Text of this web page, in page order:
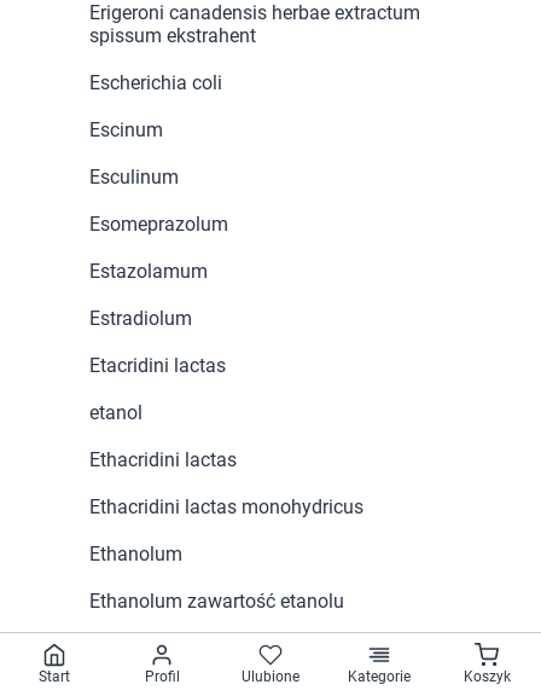
Erigeroni canadensis herbae extractum
spissum ekstrahent
Escherichia coli
Escinum
Esculinum
Esomeprazolum
Estazolamum
Estradiolum
Etacridini lactas
etanol
Ethacridini lactas
Ethacridini lactas monohydricus
Ethanolum
Ethanolum zawartość etanolu
Ethoxybenzamidum
Start Profil Ulubione Kategorie Koszyk